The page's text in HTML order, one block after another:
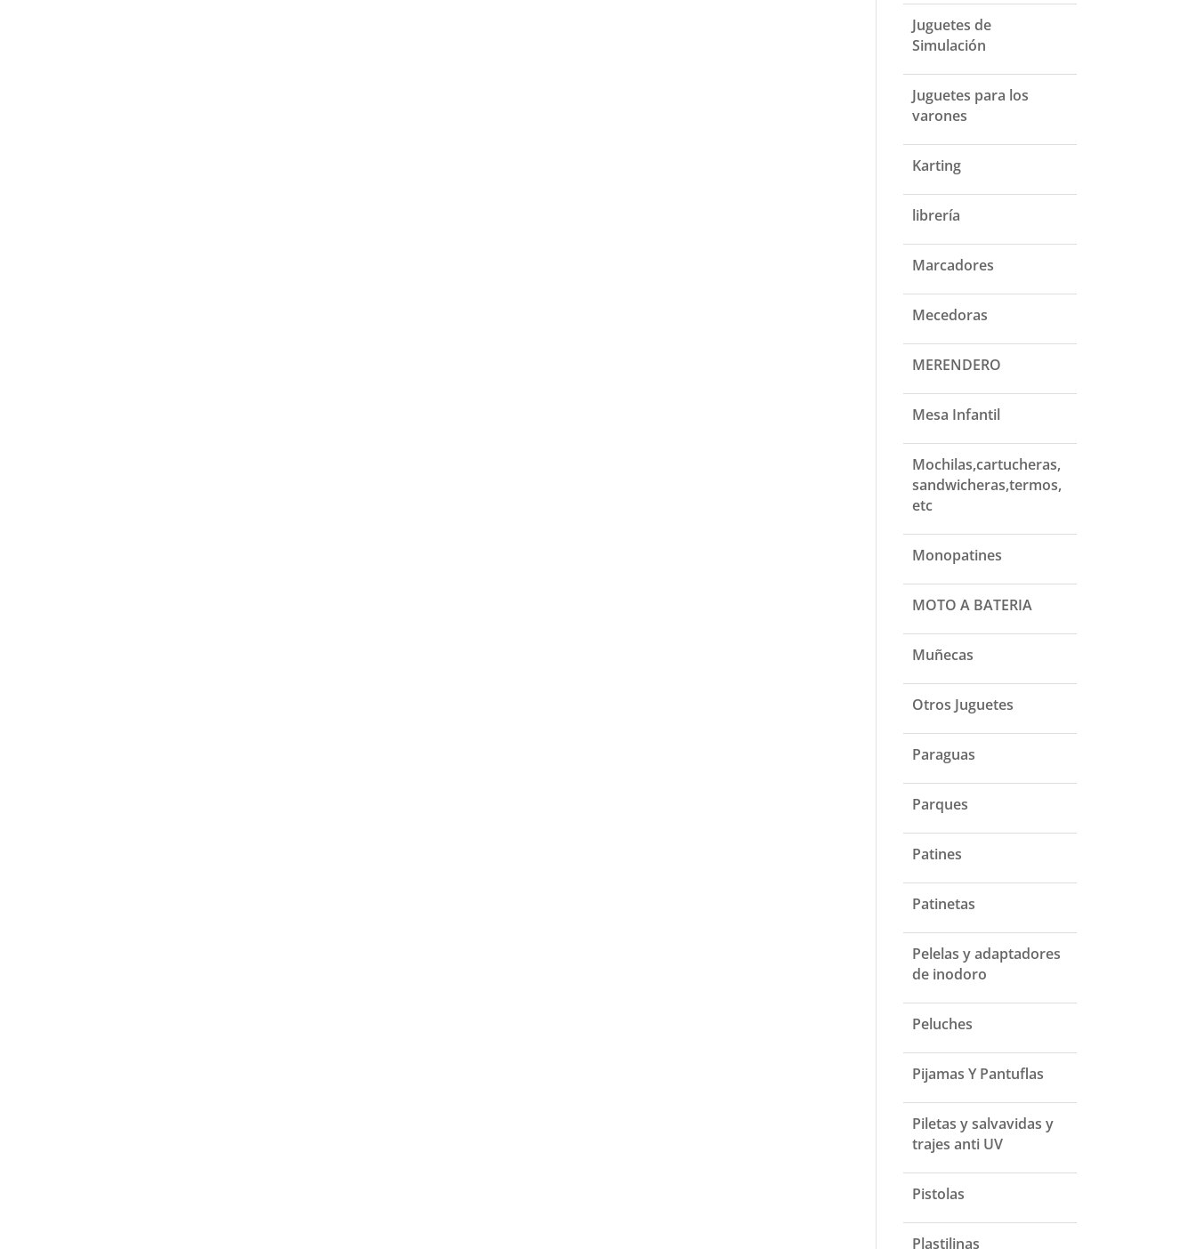
Juguetes de
Simulación
Juguetes para los
varones
Karting
librería
Marcadores
Mecedoras
MERENDERO
Mesa Infantil
Mochilas,cartucheras,
sandwicheras,termos,
etc
Monopatines
MOTO A BATERIA
Muñecas
Otros Juguetes
Paraguas
Parques
Patines
Patinetas
Pelelas y adaptadores
de inodoro
Peluches
Pijamas Y Pantuflas
Piletas y salvavidas y
trajes anti UV
Pistolas
Plastilinas